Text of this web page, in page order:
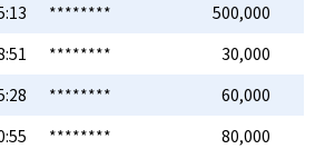
********
500,000
********
30,000
********
60,000
********
80,000